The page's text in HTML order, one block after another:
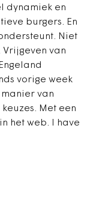
dynamiek en
burgers. En
Niet
van
vorige week
manier van
Met een
het web. I have